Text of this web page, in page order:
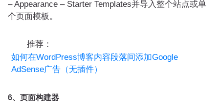
– Appearance – Starter Templates并导入整个站点或单
个页面模板。
推荐：
如何在WordPress博客内容段落间添加Google
AdSense广告（无插件）
6、页面构建器